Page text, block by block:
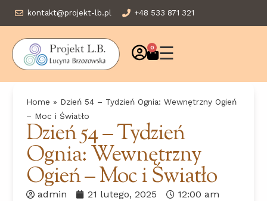
kontakt@projekt-lb.pl +48 533 871 321
0 ☰
Home » Dzień 54 – Tydzień Ognia: Wewnętrzny Ogień
– Moc i Światło
Dzień 54 – Tydzień
Ognia: Wewnętrzny
Ogień – Moc i Światło
admin 21 lutego, 2025
12:00 am